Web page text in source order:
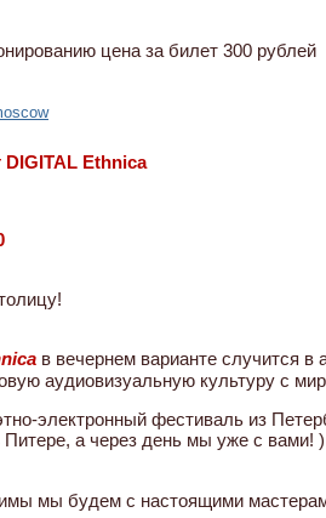
цена за билет 300 рублей
Ethnica
в вечернем варианте случится
аудиовизуальную культуру с
электронный фестиваль из
Питере, а через день мы уже с вами! )
мы будем с настоящими